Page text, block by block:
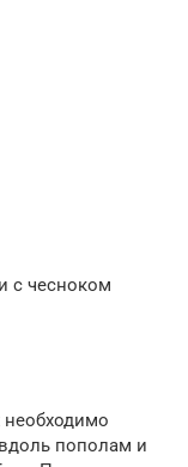
с чесноком
пополам и